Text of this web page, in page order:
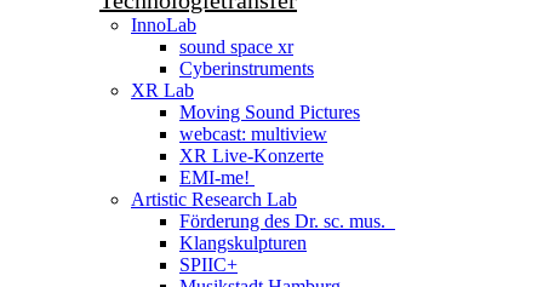
InnoLab
sound space xr
Cyberinstruments
XR Lab
Moving Sound Pictures
webcast: multiview
XR Live-Konzerte
EMI-me!
Artistic Research Lab
Förderung des Dr. sc. mus.
Klangskulpturen
SPIIC+